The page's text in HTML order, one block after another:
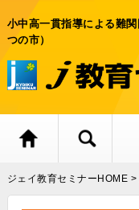
小中高一貫指導による難
つの市）
ジェイ教育セミナーHOME >